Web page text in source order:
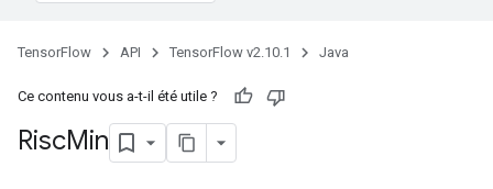
TensorFlow API TensorFlow v2.10.1 Java
Ce contenu vous a-t-il été utile ?
RiscMin